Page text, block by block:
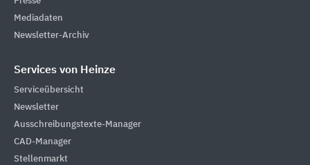
Mediadaten
Newsletter-Archiv
Services von Heinze
Serviceübersicht
Newsletter
Ausschreibungstexte-Manager
CAD-Manager
Stellenmarkt